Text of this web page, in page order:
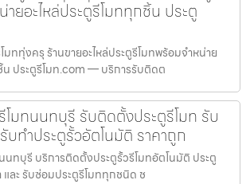
ยอะไหล่ประตูรีโมททุกชิ้น ประตู
มททุ่งครุ ร้านขายอะไหล่ประตูรีโมทพร้อมจำหน่าย
น ประตูรีโมท.com — บริการรับติดต
โมทนนทบุรี รับติดตั้งประตูรีโมท รับ
บทำประตูรั้วอัตโนมัติ ราคาถูก
นทบุรี บริการติดตั้งประตูรั้วรีโมทอัตโนมัติ ประตู
และ รับซ่อมประตูรีโมททุกชนิด ช